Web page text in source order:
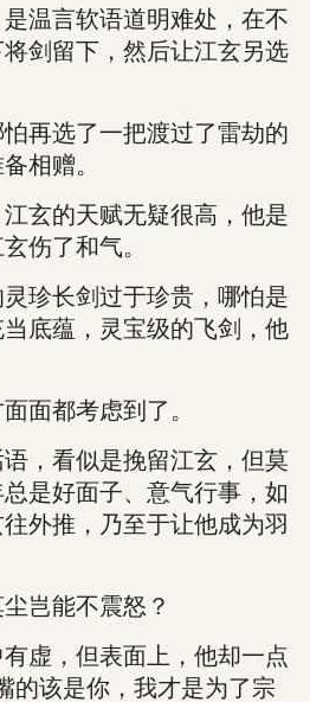
言软语道明难处，在不
剑留下，然后让江玄另选
选了一把渡过了雷劫的
相赠。
的天赋无疑很高，他是
伤了和气。
长剑过于珍贵，哪怕是
底蕴，灵宝级的飞剑，他
都考虑到了。
看似是挽留江玄，但莫
是好面子、意气行事，如
外推，乃至于让他成为羽
岂能不震怒？
，但表面上，他却一点
的该是你，我才是为了宗